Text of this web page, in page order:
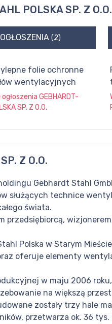
POLSKA SP. Z O.O.
OGŁOSZENIA (2)
folie ochronne
wentylacyjnych
GEBHARDT-
SP. Z O.O.
Z O.O.
Gebhardt Stahl
służących technice
świata.
przedsiębiorcą,
Polska w Starym
oferuje elementy
w maju 2006
na większą
zostały trzy hale
przetwarza ok. 36